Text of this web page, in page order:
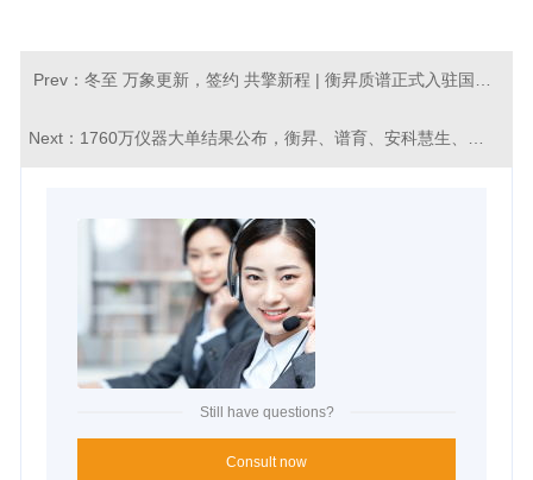
Prev：
Next：
Still have questions?
Consult now